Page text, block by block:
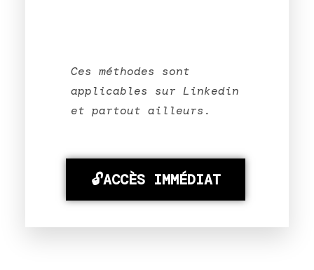
Ces méthodes sont
applicables sur Linkedin
et partout ailleurs.
🔓ACCÈS IMMÉDIAT